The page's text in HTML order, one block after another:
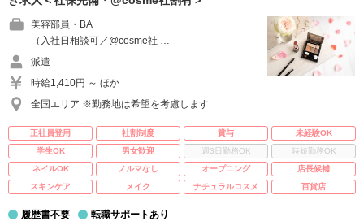
美容部員・BA
（入社日相談可／@cosme社 …
派遣
時給1,410円 ～ ほか
全国エリア ※勤務地は希望を考慮します
正社員登用 社割制度 賞与
未経験OK
学生OK
男女歓迎 週3日勤務OK
時短勤務OK
ネイルOK
ノルマなし オープニング
店長候補
スキンケア
メイク ナチュラルコスメ 百貨店
履歴書不要 転職サポートあり